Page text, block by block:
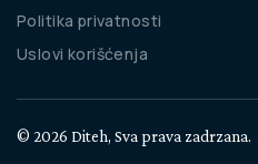
Politika privatnosti
Uslovi korišćenja
© 2026 Diteh, Sva prava zadrzana.